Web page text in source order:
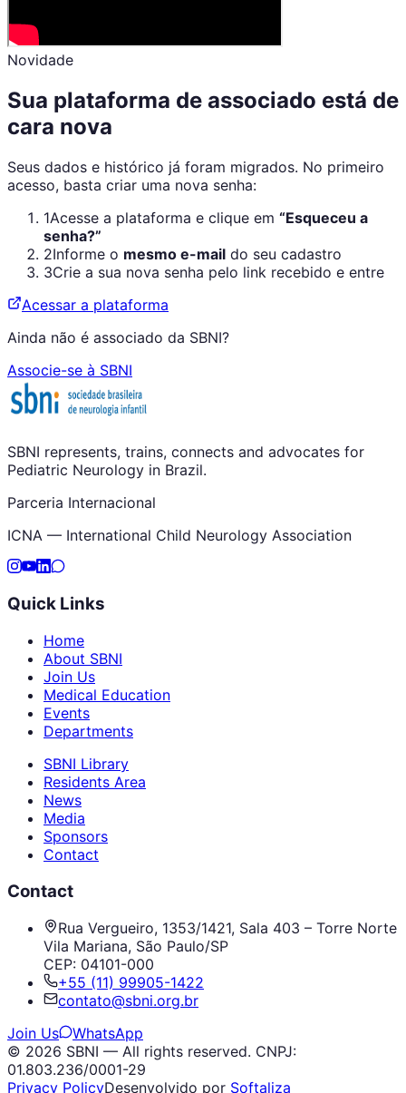
Novidade
Sua plataforma de associado está de
cara nova
Seus dados e histórico já foram migrados. No primeiro
acesso, basta criar uma nova senha:
1Acesse a plataforma e clique em “Esqueceu a
senha?”
2Informe o mesmo e-mail do seu cadastro
3Crie a sua nova senha pelo link recebido e entre
Acessar a plataforma
Ainda não é associado da SBNI?
Associe-se à SBNI
SBNI represents, trains, connects and advocates for
Pediatric Neurology in Brazil.
Parceria Internacional
ICNA — International Child Neurology Association
Quick Links
Home
About SBNI
Join Us
Medical Education
Events
Departments
SBNI Library
Residents Area
News
Media
Sponsors
Contact
Contact
Rua Vergueiro, 1353/1421, Sala 403 – Torre Norte
Vila Mariana, São Paulo/SP
CEP: 04101-000
+55 (11) 99905-1422
contato@sbni.org.br
Join Us
WhatsApp
© 2026 SBNI — All rights reserved. CNPJ:
01.803.236/0001-29
Privacy PolicyDesenvolvido por Softaliza